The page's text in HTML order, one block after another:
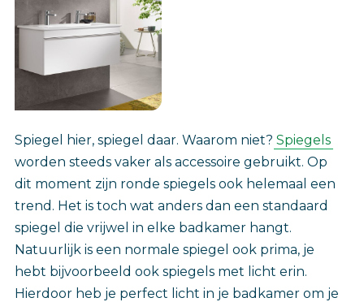
Spiegel hier, spiegel daar. Waarom niet? Spiegels
worden steeds vaker als accessoire gebruikt. Op
dit moment zijn ronde spiegels ook helemaal een
trend. Het is toch wat anders dan een standaard
spiegel die vrijwel in elke badkamer hangt.
Natuurlijk is een normale spiegel ook prima, je
hebt bijvoorbeeld ook spiegels met licht erin.
Hierdoor heb je perfect licht in je badkamer om je